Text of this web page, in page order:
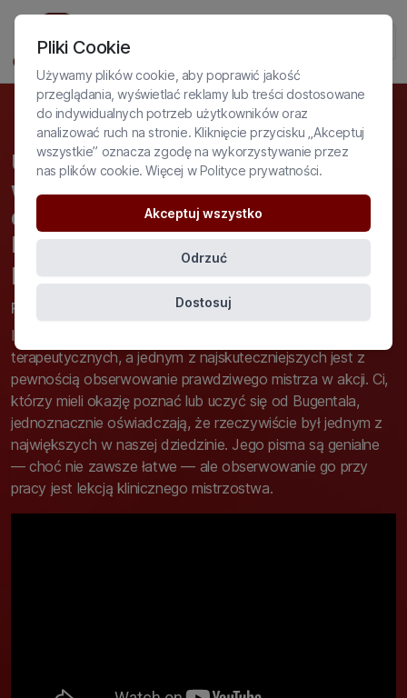
Ucz się od mistrzów: Praktyczne
wskazówki Jamesa Bugentala
dotyczące pracy z opornym
klientem. Konsultacja
prawdziwego przypadku
Prowadzący: James Bugental
Istnieje wiele sposobów rozwijania umiejętności
terapeutycznych, a jednym z najskuteczniejszych jest z
pewnością obserwowanie prawdziwego mistrza w akcji. Ci,
którzy mieli okazję poznać lub uczyć się od Bugentala,
jednoznacznie oświadczają, że rzeczywiście był jednym z
największych w naszej dziedzinie. Jego pisma są genialne
— choć nie zawsze łatwe — ale obserwowanie go przy
pracy jest lekcją klinicznego mistrzostwa.
Pliki Cookie
Używamy plików cookie, aby poprawić jakość
przeglądania, wyświetlać reklamy lub treści dostosowane
do indywidualnych potrzeb użytkowników oraz
analizować ruch na stronie. Kliknięcie przycisku „Akceptuj
wszystkie” oznacza zgodę na wykorzystywanie przez
nas plików cookie. Więcej wPolityce prywatności.
Akceptuj wszystko
Odrzuć
Dostosuj